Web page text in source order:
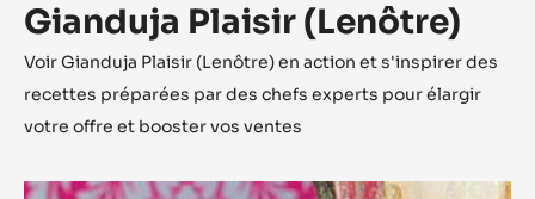
Gianduja Plaisir (Lenôtre)
Voir Gianduja Plaisir (Lenôtre) en action et s'inspirer des
recettes préparées par des chefs experts pour élargir
votre offre et booster vos ventes